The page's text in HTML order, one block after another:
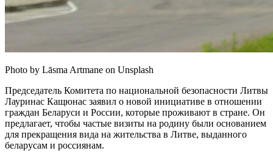
Photo by Lāsma Artmane on Unsplash
Председатель Комитета по национальной безопасности Литвы
Лауринас Кащюнас заявил о новой инициативе в отношении
граждан Беларуси и России, которые проживают в стране. Он
предлагает, чтобы частые визиты на родину были основанием
для прекращения вида на жительства в Литве, выданного
беларусам и россиянам.